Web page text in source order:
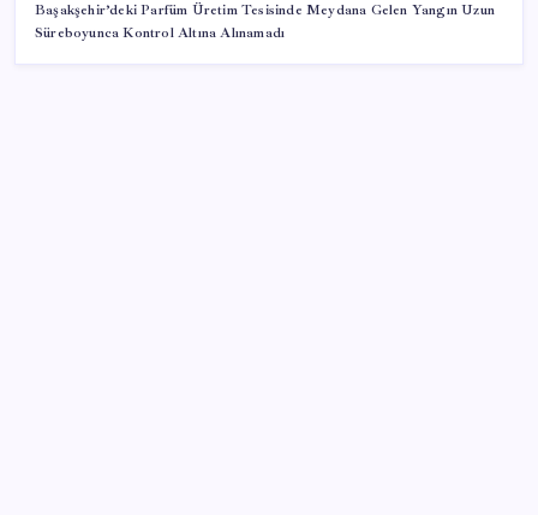
Başakşehir’deki Parfüm Üretim Tesisinde Meydana Gelen Yangın Uzun
Süreboyunca Kontrol Altına Alınamadı